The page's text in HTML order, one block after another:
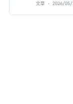
文章 · 2026/05/